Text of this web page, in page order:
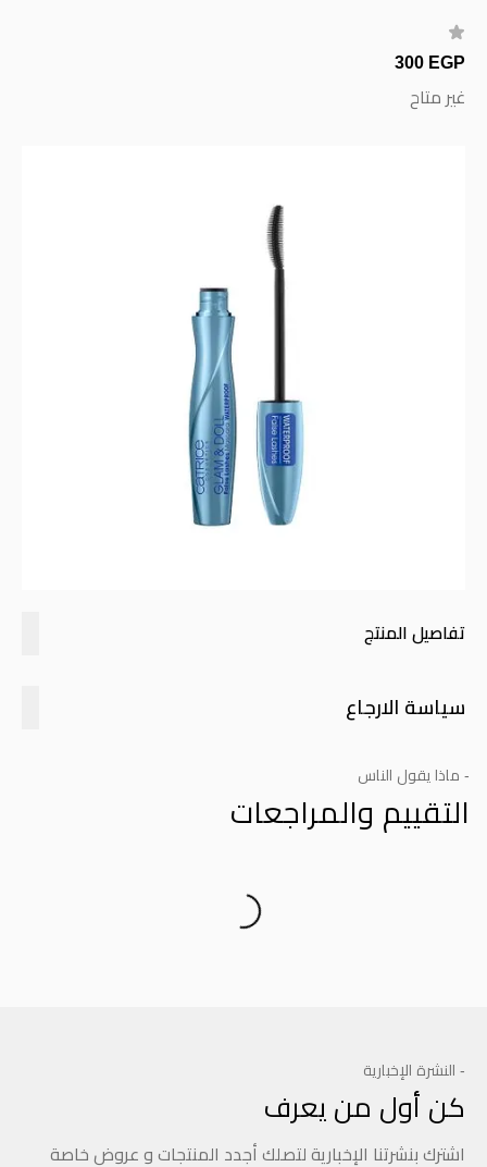
300 EGP
غير متاح
تفاصيل المنتج
سياسة الارجاع
- ماذا يقول الناس
التقييم والمراجعات
- النشرة الإخبارية
كن أول من يعرف
اشترك بنشرتنا الإخبارية لتصلك أجدد المنتجات و عروض خاصة